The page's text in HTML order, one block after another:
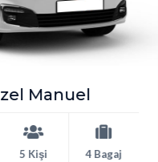
Manuel
5 Kişi 4 Bagaj